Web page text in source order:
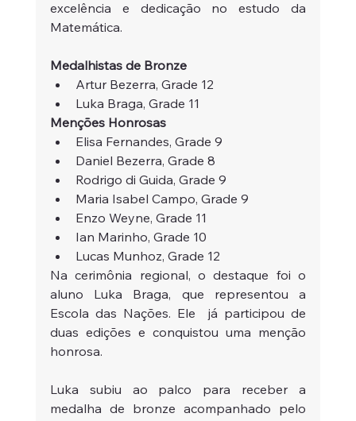
excelência e dedicação no estudo da
Matemática.
Medalhistas de Bronze
Artur Bezerra, Grade 12
Luka Braga, Grade 11
Menções Honrosas
Elisa Fernandes, Grade 9
Daniel Bezerra, Grade 8
Rodrigo di Guida, Grade 9
Maria Isabel Campo, Grade 9
Enzo Weyne, Grade 11
Ian Marinho, Grade 10
Lucas Munhoz, Grade 12
Na cerimônia regional, o destaque foi o
aluno Luka Braga, que representou a
Escola das Nações. Ele  já participou de
duas edições e conquistou uma menção
honrosa.
Luka subiu ao palco para receber a
medalha de bronze acompanhado pelo